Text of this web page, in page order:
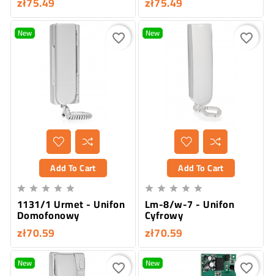
New
Add To Cart
    
1131/1 Urmet - Unifon
Domofonowy
zł70.59
favorite_border New
Add To Cart
    
Lm-8/w-7 - Unifon
Cyfrowy
zł70.59
favorite_border
New favorite_border New favorite_border